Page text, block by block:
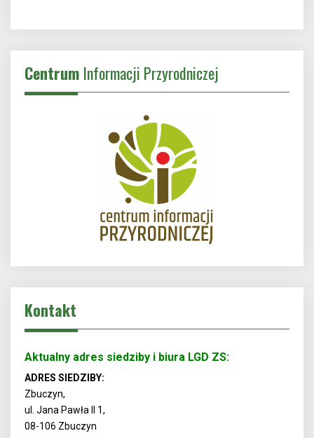
Centrum Informacji Przyrodniczej
Kontakt
Aktualny adres siedziby i biura LGD ZS:
ADRES SIEDZIBY:
Zbuczyn,
ul. Jana Pawła II 1,
08-106 Zbuczyn